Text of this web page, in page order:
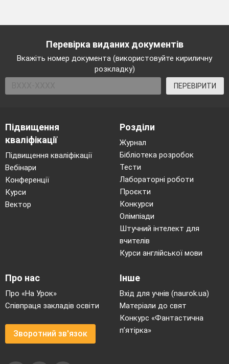
Перевірка виданих документів
Вкажіть номер документа (використовуйте кириличну
розкладку)
ПЕРЕВІРИТИ
Підвищення
кваліфікації
Підвищення кваліфікації
Вебінари
Конференції
Курси
Вектор
Розділи
Журнал
Бібліотека розробок
Тести
Лабораторні роботи
Проєкти
Конкурси
Олімпіади
Штучний інтелект для
вчителів
Курси англійської мови
Про нас
Про «На Урок»
Співпраця закладів освіти
Зворотний зв'язок
Інше
Вхід для учнів (naurok.ua)
Матеріали до свят
Конкурс «Фантастична
п’ятірка»